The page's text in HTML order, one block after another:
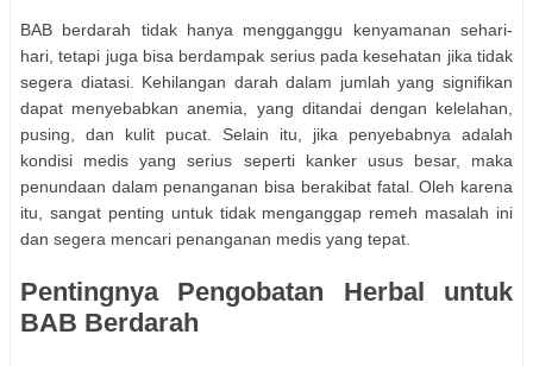
BAB berdarah tidak hanya mengganggu kenyamanan sehari-
hari, tetapi juga bisa berdampak serius pada kesehatan jika tidak
segera diatasi. Kehilangan darah dalam jumlah yang signifikan
dapat menyebabkan anemia, yang ditandai dengan kelelahan,
pusing, dan kulit pucat. Selain itu, jika penyebabnya adalah
kondisi medis yang serius seperti kanker usus besar, maka
penundaan dalam penanganan bisa berakibat fatal. Oleh karena
itu, sangat penting untuk tidak menganggap remeh masalah ini
dan segera mencari penanganan medis yang tepat.
Pentingnya Pengobatan Herbal untuk
BAB Berdarah